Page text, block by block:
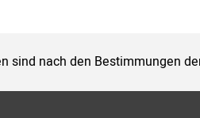
sind nach den Bestimmungen